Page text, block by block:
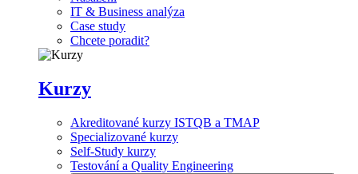
IT & Business analýza
Case study
Chcete poradit?
Kurzy
Akreditované kurzy ISTQB a TMAP
Specializované kurzy
Self-Study kurzy
Testování a Quality Engineering